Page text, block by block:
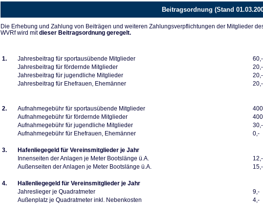
Beitragsordnung (Stand
Die Erhebung und Zahlung von Beiträgen und weiteren Zahlungsverpflichtungen der Mitglieder
WVRf wird mitdieser Beitragsordnung geregelt.
1. Jahresbeitrag für sportausübende Mitglieder
60,-
Jahresbeitrag für fördernde Mitglieder
20,-
Jahresbeitrag für jugendliche Mitglieder
20,-
Jahresbeitrag für Ehefrauen, Ehemänner
20,-
2. Aufnahmegebühr für sportausübende Mitglieder
Aufnahmegebühr für fördernde Mitglieder
Aufnahmegebühr für jugendliche Mitglieder
30,-
Aufnahmegebühr für Ehefrauen, Ehemänner
0,-
3.
Hafenliegegeld für Vereinsmitglieder je Jahr
Innenseiten der Anlagen je Meter Bootslänge ü.A.
12,-
Außenseiten der Anlagen je Meter Bootslänge ü.A.
15,-
4.
Hallenliegegeld für Vereinsmitglieder je Jahr
Jahreslieger je Quadratmeter
9,-
Außenplatz je Quadratmeter inkl. Nebenkosten
4,-